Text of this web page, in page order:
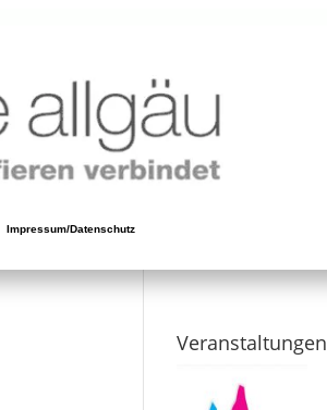
Impressum/Datenschutz
Veranstaltungen